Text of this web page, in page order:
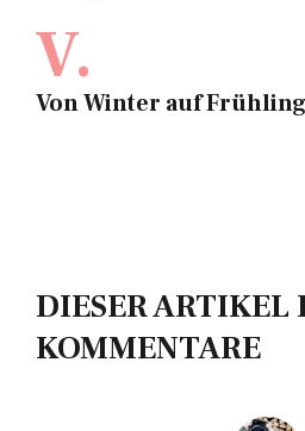
V.
Von Winter auf
DIESER ARTIKEL
KOMMENTARE